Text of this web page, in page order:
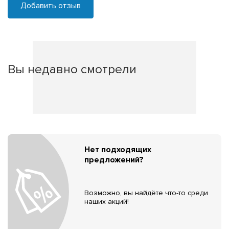
Добавить отзыв
Вы недавно смотрели
Нет подходящих
предложений?
Возможно, вы найдёте что-то среди
наших акций!